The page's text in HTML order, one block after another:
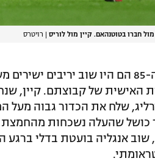
חברו בטוטנהאם. קיין מול לוריס | רויטרס
בדקה ה-85 הם היו שוב יריבים
האישית של קבוצתם. קיין,
שלח את הכדור גבוה מעל
שוב אנגליה בועטת בדלי